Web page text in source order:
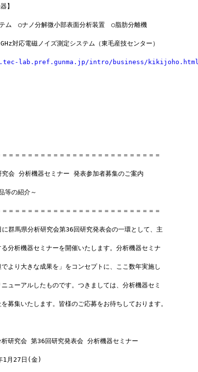
】
ム　○ナノ分解微小部表面分析装置　○脂肪分離機
対応電磁ノイズ測定システム（東毛産技センター）
lab.pref.gunma.jp/intro/business/kikijoho.html
＝＝＝＝＝＝＝＝＝＝＝＝＝＝＝＝＝＝＝＝＝＝＝＝
会 分析機器セミナー 発表参加者募集のご案内
等の紹介～
＝＝＝＝＝＝＝＝＝＝＝＝＝＝＝＝＝＝＝＝＝＝＝＝
群馬県分析研究会第36回研究発表会の一環として、主
分析機器セミナーを開催いたします。分析機器セミナ
より大きな成果を」をコンセプトに、ここ数年実施し
ューアルしたものです。つきましては、分析機器セミ
募集いたします。皆様のご応募をお待ちしております。
研究会 第36回研究発表会 分析機器セミナー
1月27日(金)